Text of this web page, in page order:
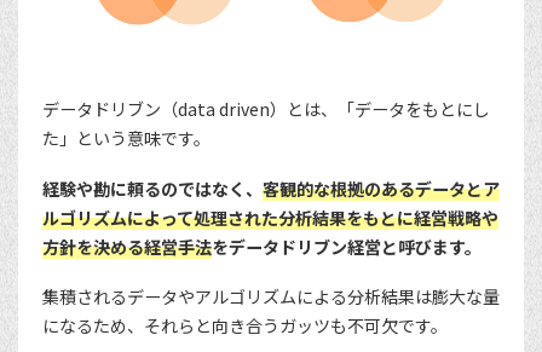
データドリブン（data driven）とは、「データをもとにし
た」という意味です。
経験や勘に頼るのではなく、 客観的な根拠のあるデータとア
ルゴリズムによって処理された分析結果をもとに経営戦略や
方針を決める経営手法をデータドリブン経営と呼びます。
集積されるデータやアルゴリズムによる分析結果は膨大な量
になるため、それらと向き合うガッツも不可欠です。